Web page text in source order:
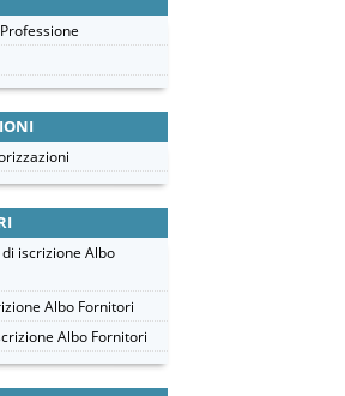
iscrizione Albo
Albo Fornitori
Albo Fornitori